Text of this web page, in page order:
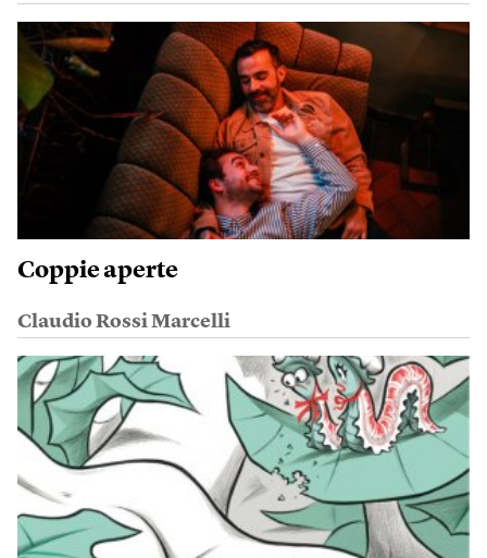
Coppie aperte
Claudio Rossi Marcelli